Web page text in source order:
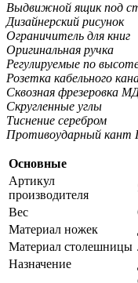
Выдвижной ящик под
Дизайнерский рисунок
Ограничитель для книг
Оригинальная ручка
Регулируемые по
Розетка кабельного
Сквозная фрезеровка
Скругленные углы
Тиснение серебром
Противоударный
Основные
Артикул
производителя
Вес
Материал ножек
Материал столешницы
Назначение